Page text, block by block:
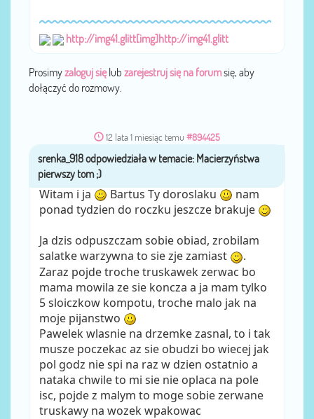
http://img41.glitt[img]http://img41.glitt
Prosimyzaloguj sięlub zarejestruj się na forumsię, aby
dołączyć do rozmowy.
12 lata 1 miesiąc temu #894425
przezsrenka_918
Witam i ja Bartus Ty doroslaku
nam
ponad tydzien do roczku jeszcze brakuje
Ja dzis odpuszczam sobie obiad, zrobilam
salatke warzywna to sie zje zamiast
.
Zaraz pojde troche truskawek zerwac bo
mama mowila ze sie koncza a ja mam tylko
5 sloiczkow kompotu, troche malo jak na
moje pijanstwo
Pawelek wlasnie na drzemke zasnal, to i tak
musze poczekac az sie obudzi bo wiecej jak
pol godz nie spi na raz w dzien ostatnio a
nataka chwile to mi sie nie oplaca na pole
isc, pojde z malym to moge sobie zerwane
truskawy na wozek wpakowac